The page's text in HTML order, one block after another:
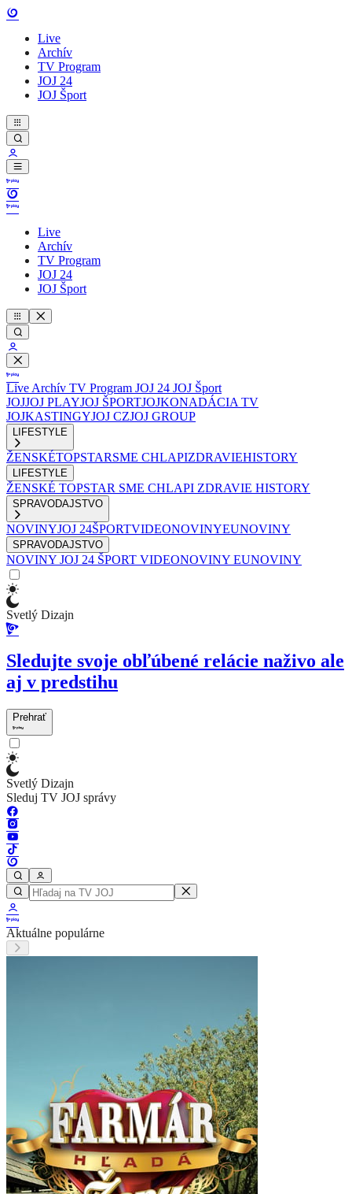
Live
Archív
TV Program
JOJ 24
JOJ Šport
Live
Archív
TV Program
JOJ 24
JOJ Šport
Live Archív TV Program JOJ 24 JOJ Šport
JOJJOJ PLAYJOJ ŠPORTJOJKONADÁCIA TV
JOJKASTINGYJOJ CZJOJ GROUP
LIFESTYLE
ŽENSKÉTOPSTARSME CHLAPIZDRAVIEHISTORY
LIFESTYLE
ŽENSKÉ TOPSTAR SME CHLAPI ZDRAVIE HISTORY
SPRAVODAJSTVO
NOVINYJOJ 24ŠPORTVIDEONOVINYEUNOVINY
SPRAVODAJSTVO
NOVINY JOJ 24 ŠPORT VIDEONOVINY EUNOVINY
Svetlý Dizajn
Sledujte svoje obľúbené relácie naživo ale
aj v predstihu
Prehrať
Svetlý Dizajn
Sleduj TV JOJ správy
Aktuálne populárne